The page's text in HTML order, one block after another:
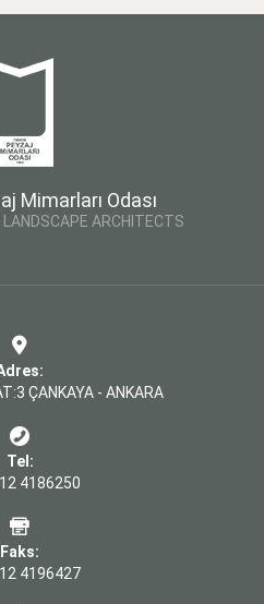
Mimarları Odası
ARCHITECTS
ÇANKAYA - ANKARA
Tel:
4186250
Faks:
4196427